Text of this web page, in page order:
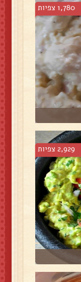
1,780 צפיות
2,929 צפיות